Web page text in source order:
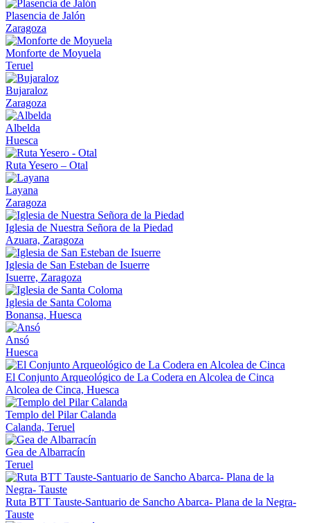
Plasencia de Jalón
Zaragoza
Monforte de Moyuela
Teruel
Bujaraloz
Zaragoza
Albelda
Huesca
Ruta Yesero – Otal
Layana
Zaragoza
Iglesia de Nuestra Señora de la Piedad
Azuara, Zaragoza
Iglesia de San Esteban de Isuerre
Isuerre, Zaragoza
Iglesia de Santa Coloma
Bonansa, Huesca
Ansó
Huesca
El Conjunto Arqueológico de La Codera en Alcolea de Cinca
Alcolea de Cinca, Huesca
Templo del Pilar Calanda
Calanda, Teruel
Gea de Albarracín
Teruel
Ruta BTT Tauste-Santuario de Sancho Abarca- Plana de la Negra-
Tauste